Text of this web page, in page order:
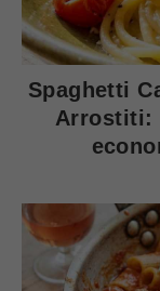
Spaghetti
Arrostiti: